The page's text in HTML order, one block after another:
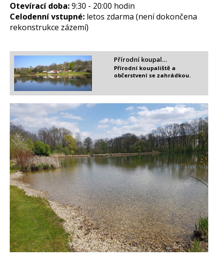
Otevírací doba:9:30 - 20:00 hodin
Celodenní vstupné: letos zdarma (není dokončena
rekonstrukce zázemí)
Přírodní koupal…
Přírodní koupaliště a
občerstvení se zahrádkou.